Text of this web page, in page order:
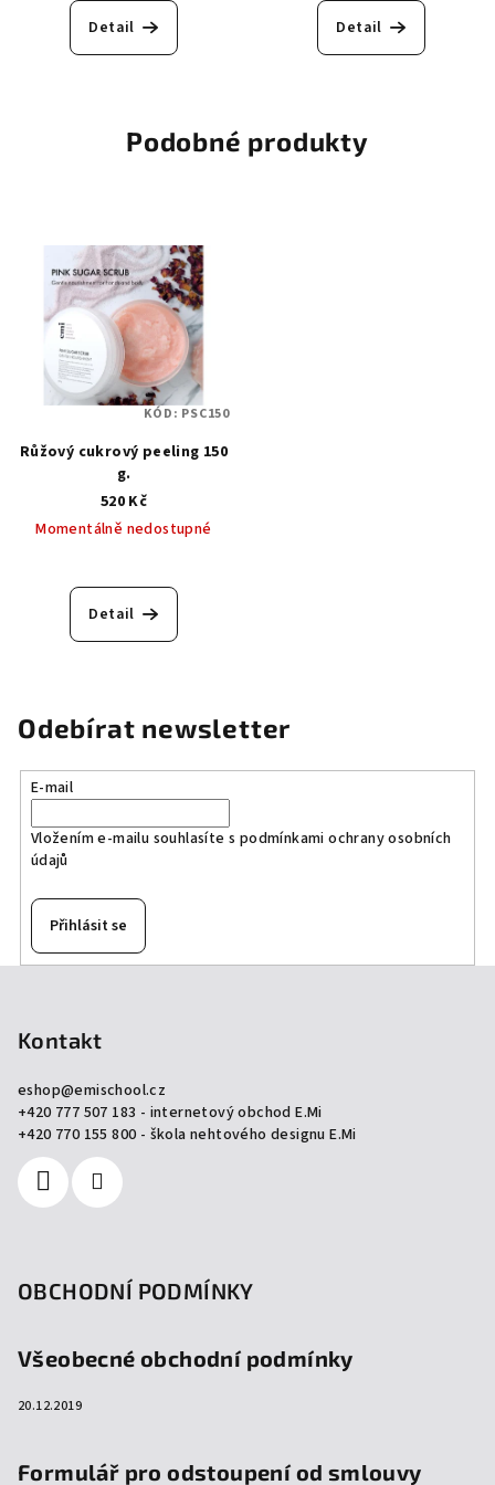
Detail Detail
Podobné produkty
Růžový cukrový peeling 150
g.
520 Kč
Momentálně nedostupné
Detail
KÓD: PSC150
Odebírat newsletter
E-mail
Vložením e-mailu souhlasíte s podmínkami ochrany osobních
údajů
Přihlásit se
Kontakt
eshop@emischool.cz
+420 777 507 183 - internetový obchod E.Mi
+420 770 155 800 - škola nehtového designu E.Mi
OBCHODNÍ PODMÍNKY
Všeobecné obchodní podmínky
20.12.2019
Formulář pro odstoupení od smlouvy